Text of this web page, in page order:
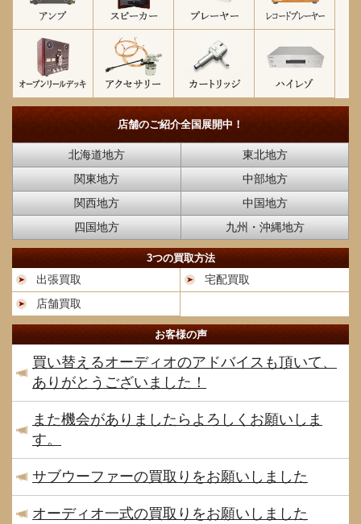
店舗のご紹介全国展開中！
北海道地方
東北地方
関東地方
中部地方
関西地方
中国地方
四国地方
九州・沖縄地方
3つの買取方法
出張買取
宅配買取
店舗買取
お客様の声
買い替えるオーディオのアドバイスも頂いて、
ありがとうございました！
また機会がありましたらよろしくお願いしま
す。
サブウーファーの買取りをお願いしました
オーディオ一式の買取りをお願いしました